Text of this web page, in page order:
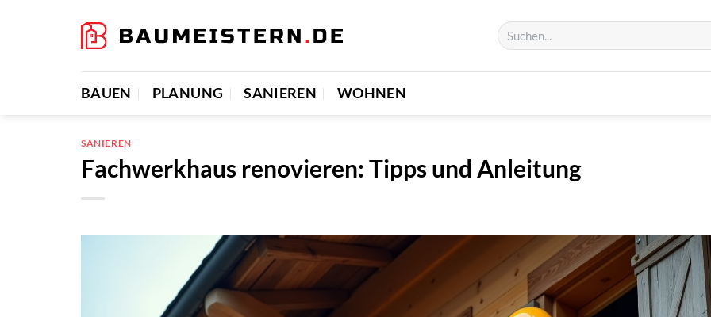
BAUEN PLANUNG SANIEREN WOHNEN
SANIEREN
Fachwerkhaus renovieren: Tipps und Anleitung